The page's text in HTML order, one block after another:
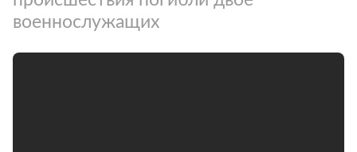
военнослужащих